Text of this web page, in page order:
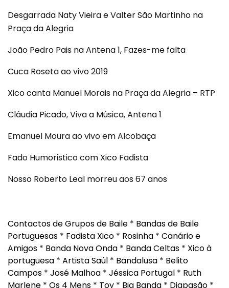
Desgarrada Naty Vieira e Valter São Martinho na
Praça da Alegria
João Pedro Pais na Antena 1, Fazes-me falta
Cuca Roseta ao vivo 2019
Xico canta Manuel Morais na Praça da Alegria – RTP
Cláudia Picado, Viva a Música, Antena 1
Emanuel Moura ao vivo em Alcobaça
Fado Humoristico com Xico Fadista
Nosso Roberto Leal morreu aos 67 anos
Contactos de Grupos de Baile * Bandas de Baile
Portuguesas * Fadista Xico * Rosinha * Canário e
Amigos * Banda Nova Onda * Banda Celtas * Xico à
portuguesa * Artista Saúl * Bandalusa * Belito
Campos * José Malhoa * Jéssica Portugal * Ruth
Marlene * Os 4 Mens * Toy * Big Banda * Diapasão *